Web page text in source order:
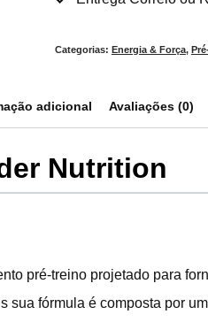
Categorias: Energia & Força,
adicional Avaliações (0)
Nutrition
pré-treino projetado para
sua fórmula é composta por